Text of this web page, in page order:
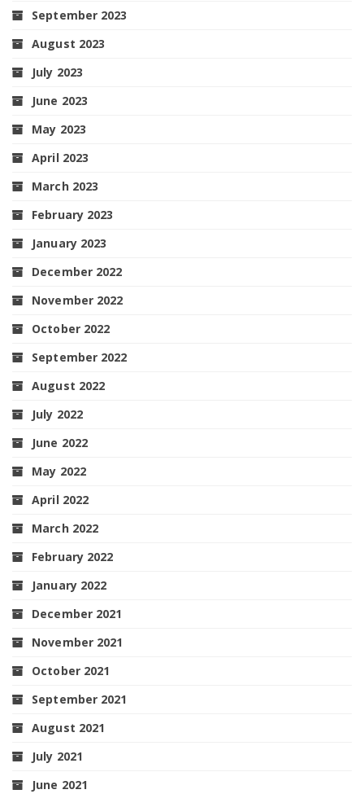
September 2023
August 2023
July 2023
June 2023
May 2023
April 2023
March 2023
February 2023
January 2023
December 2022
November 2022
October 2022
September 2022
August 2022
July 2022
June 2022
May 2022
April 2022
March 2022
February 2022
January 2022
December 2021
November 2021
October 2021
September 2021
August 2021
July 2021
June 2021